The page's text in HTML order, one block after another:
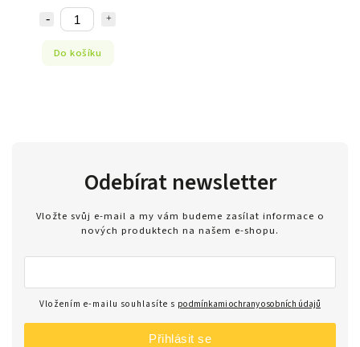
Do košíku
Odebírat newsletter
Vložte svůj e-mail a my vám budeme zasílat informace o
nových produktech na našem e-shopu.
Vložením e-mailu souhlasíte s podmínkami ochrany osobních údajů
Přihlásit se